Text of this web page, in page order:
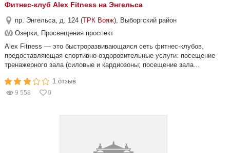
Фитнес-клуб Alex Fitness на Энгельса
пр. Энгельса, д. 124 (ТРК Вояж), Выборгский район
Озерки, Просвещения проспект
Alex Fitness — это быстроразвивающаяся сеть фитнес-клубов,
предоставляющая спортивно-оздоровительные услуги: посещение
тренажерного зала (силовые и кардиозоны; посещение зала...
1 отзыв
9 558 0